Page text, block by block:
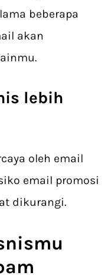
beberapa
akan
lebih
oleh email
email promosi
dikurangi.